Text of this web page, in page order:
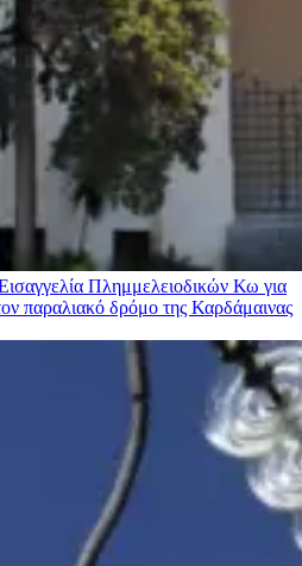
Πλημμελειοδικών Κω για
παραλιακό δρόμο της Καρδάμαινας